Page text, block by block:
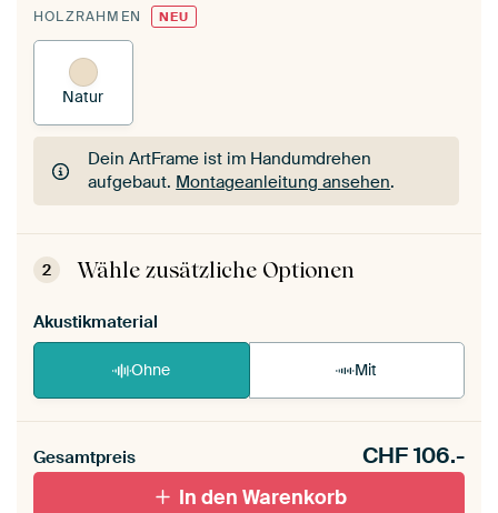
HOLZRAHMEN NEU
Natur
Dein ArtFrame ist im Handumdrehen
aufgebaut. Montageanleitung ansehen.
Dein ArtFrame ist im Handumdrehen
aufgebaut.Montageanleitung ansehen
2 Wähle zusätzliche Optionen
Akustikmaterial
Ohne Mit
Gesamtpreis CHF106.-
In den Warenkorb